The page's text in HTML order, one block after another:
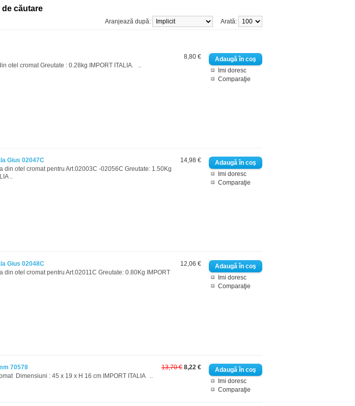
căutare
Arată:
Aranjează după:
Imi doresc
Comparaţie
8,80 €
otel cromat Greutate : 0.28kg IMPORT ITALIA. ..
Imi doresc
Comparaţie
14,98 €
Gius 02047C
din otel cromat pentru Art.02003C -02056C Greutate: 1.50Kg
..
Imi doresc
Comparaţie
12,06 €
Gius 02048C
din otel cromat pentru Art.02011C Greutate: 0.80Kg IMPORT
Imi doresc
Comparaţie
13,70 € 8,22 €
70578
Dimensiuni : 45 x 19 x H 16 cm IMPORT ITALIA ..